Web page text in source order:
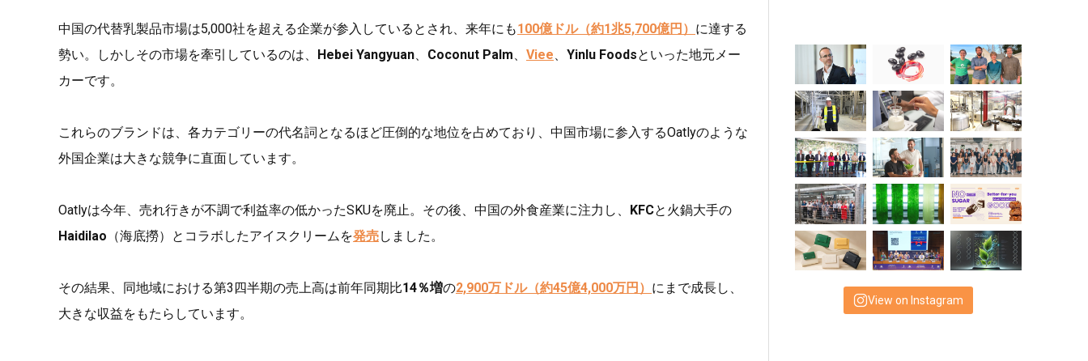
中国の代替乳製品市場は5,000社を超える企業が参入しているとされ、来年にも100億ドル（約1兆5,700億円） に達する
勢い。しかしその市場を牽引しているのは、
Hebei Yangyuan、 Coconut Palm、 Viee、 Yinlu Foodsといった地元メー
カーです。
これらのブランドは、各カテゴリーの代名詞となるほど圧倒的な地位を占めており、中国市場に参入するOatlyのような
外国企業は大きな競争に直面しています。
Oatlyは今年、売れ行きが不調で利益率の低かったSKUを廃止。その後、中国の外食産業に注力し、 KFCと火鍋大手の
Haidilao （海底撈）とコラボしたアイスクリームを発売しました。
その結果、同地域における第3四半期の売上高は前年同期比14％増の2,900万ドル（約45億4,000万円） にまで成長し、
大きな収益をもたらしています。
View on Instagram